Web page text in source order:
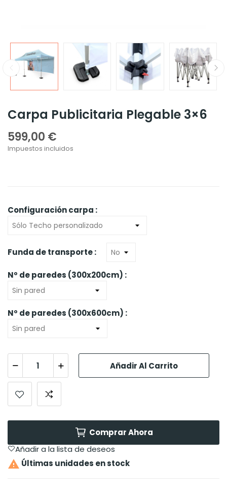
Carpa Publicitaria Plegable 3×6
599,00 €
Impuestos incluidos
Configuración carpa :
Funda de transporte :
Nº de paredes (300x200cm) :
Nº de paredes (300x600cm) :
Añadir Al Carrito
Comprar Ahora
Añadir a la lista de deseos
 Últimas unidades en stock